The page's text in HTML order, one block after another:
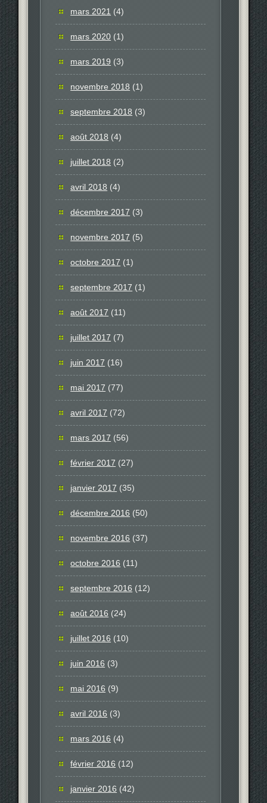
mars 2021 (4)
mars 2020 (1)
mars 2019 (3)
novembre 2018 (1)
septembre 2018 (3)
août 2018 (4)
juillet 2018 (2)
avril 2018 (4)
décembre 2017 (3)
novembre 2017 (5)
octobre 2017 (1)
septembre 2017 (1)
août 2017 (11)
juillet 2017 (7)
juin 2017 (16)
mai 2017 (77)
avril 2017 (72)
mars 2017 (56)
février 2017 (27)
janvier 2017 (35)
décembre 2016 (50)
novembre 2016 (37)
octobre 2016 (11)
septembre 2016 (12)
août 2016 (24)
juillet 2016 (10)
juin 2016 (3)
mai 2016 (9)
avril 2016 (3)
mars 2016 (4)
février 2016 (12)
janvier 2016 (42)